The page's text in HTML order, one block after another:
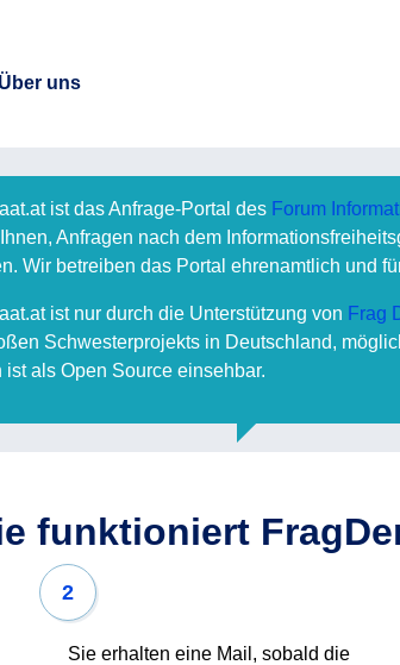
Über uns
ist das Anfrage-Portal des Forum
Anfragen nach dem
Wir betreiben das Portal ehrenamtlich und
ist nur durch die Unterstützung von Frag
Schwesterprojekts in Deutschland,
ist als Open Source einsehbar.
funktioniert
2
Sie erhalten eine Mail, sobald die